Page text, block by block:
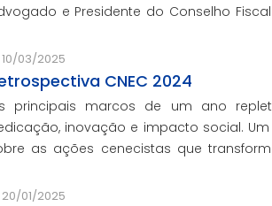
e Presidente do Conselho Fiscal e de
impacto cenecista na educação
10/03/2025
CNEC 2024
principais marcos de um ano
inovação e impacto social.
as ações cenecistas que
de qualidade.
20/01/2025